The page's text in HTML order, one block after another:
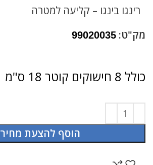
רינגו בינגו – קליעה למטרה
מק"ט: 99020035
כולל 8 חישוקים קוטר 18 ס"מ
הוסף להצעת מחיר